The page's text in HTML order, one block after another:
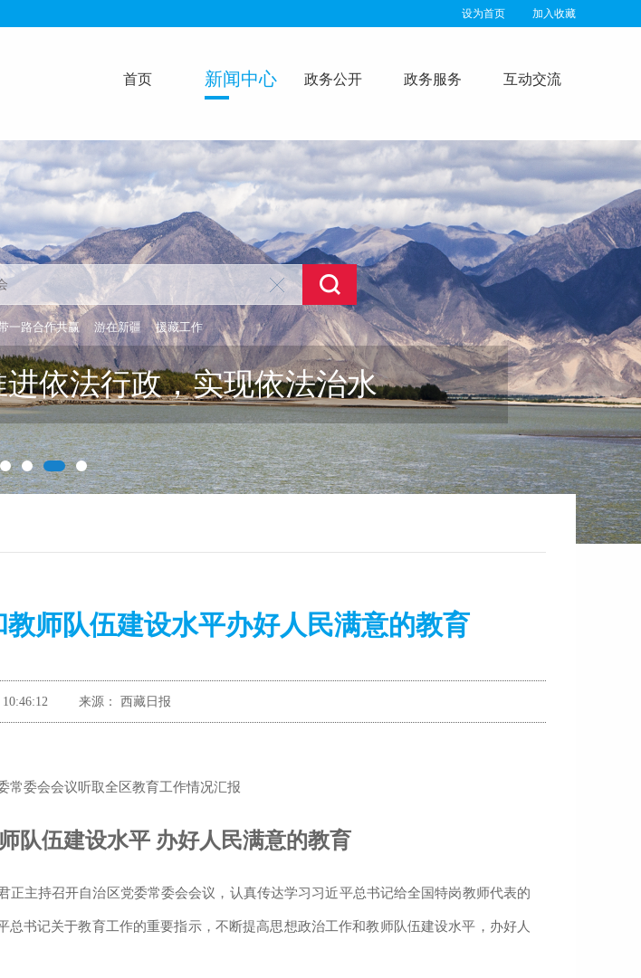
设为首页 加入收藏
首页 新闻中心 政务公开 政务服务 互动交流
一路合作共赢 游在新疆 援藏工作
进依法行政，实现依法治水
师队伍建设水平办好人民满意的教育
来源： 西藏日报
常委会会议听取全区教育工作情况汇报
队伍建设水平 办好人民满意的教育
主持召开自治区党委常委会会议，认真传达学习习近平总书记给全国特岗教师代表的
书记关于教育工作的重要指示，不断提高思想政治工作和教师队伍建设水平，办好人